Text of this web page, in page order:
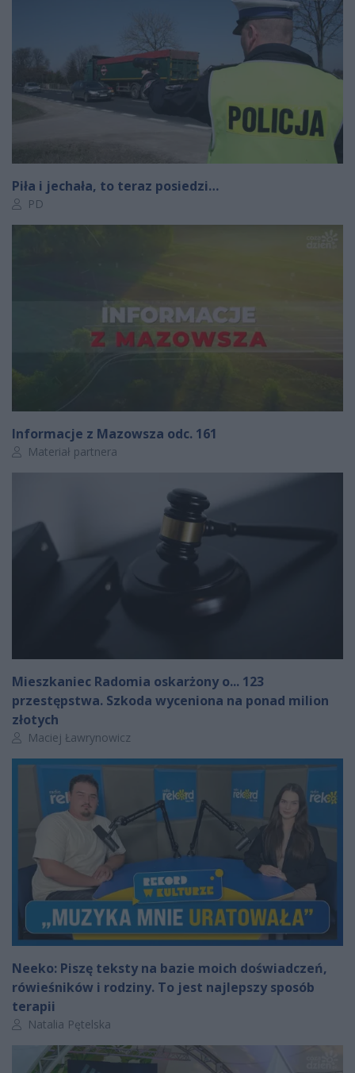
Piła i jechała, to teraz posiedzi…
Autor artykułu:
PD
Informacje z Mazowsza odc. 161
Autor artykułu:
Materiał partnera
Mieszkaniec Radomia oskarżony o... 123
przestępstwa. Szkoda wyceniona na ponad milion
złotych
Autor artykułu:
Maciej Ławrynowicz
Neeko: Piszę teksty na bazie moich doświadczeń,
rówieśników i rodziny. To jest najlepszy sposób
terapii
Autor artykułu:
Natalia Pętelska